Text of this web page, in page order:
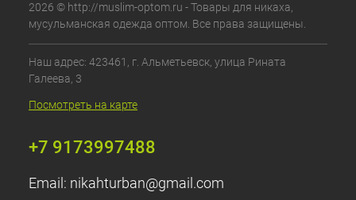
2026 © http://muslim-optom.ru - Товары для никаха,
мусульманская одежда оптом. Все права защищены.
Наш адрес: 423461, г. Альметьевск, улица Рината
Галеева, 3
Посмотреть на карте
+7 9173997488
Email: nikahturban@gmail.com